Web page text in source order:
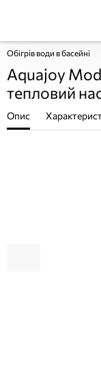
Обігрів води в басейні
Aquajoy
тепловий
Опис